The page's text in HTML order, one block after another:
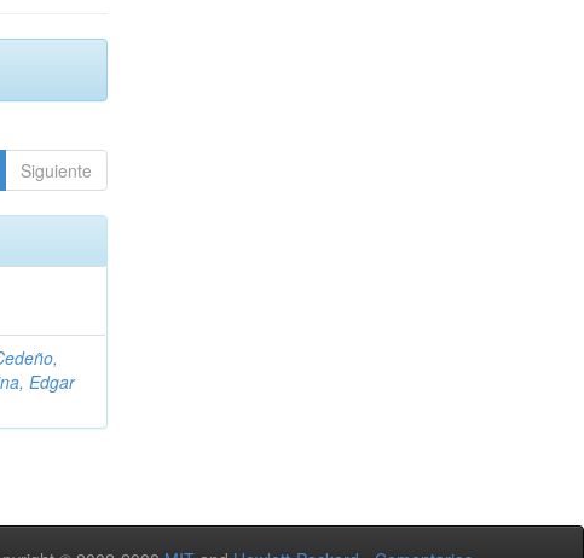
Siguiente
Edgar